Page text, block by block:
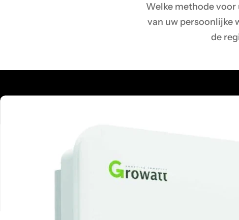
Welke methode
van uw persoonlijke
de